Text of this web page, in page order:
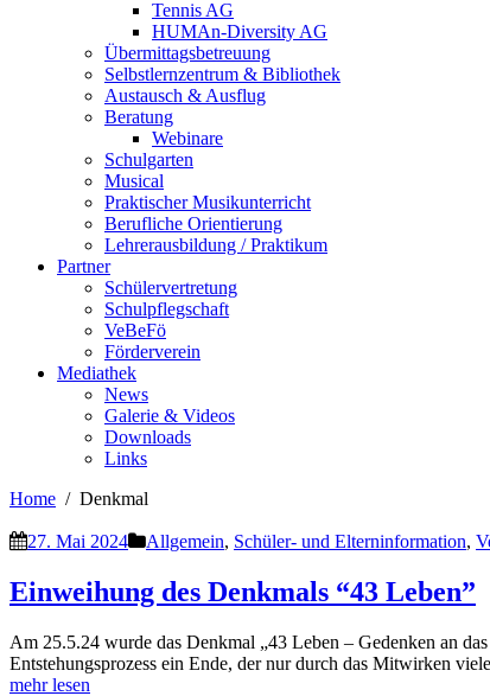
Tennis AG
HUMAn-Diversity AG
Übermittagsbetreuung
Selbstlernzentrum & Bibliothek
Austausch & Ausflug
Beratung
Webinare
Schulgarten
Musical
Praktischer Musikunterricht
Berufliche Orientierung
Lehrerausbildung / Praktikum
Partner
Schülervertretung
Schulpflegschaft
VeBeFö
Förderverein
Mediathek
News
Galerie & Videos
Downloads
Links
Home
Denkmal
27. Mai 2024 Allgemein, Schüler- und Elterninformation,
Einweihung des Denkmals “43 Leben”
Am 25.5.24 wurde das Denkmal „43 Leben – Gedenken an
Entstehungsprozess ein Ende, der nur durch das Mitwirken
mehr lesen